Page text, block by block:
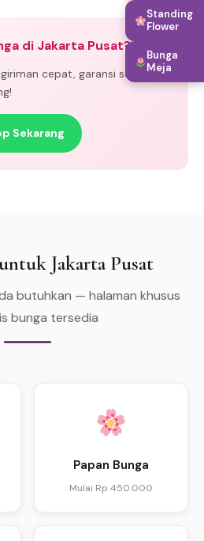
di Jakarta Pusat?
cepat, garansi segar.
Sekarang
Jakarta Pusat
butuhkan — halaman khusus
bunga tersedia
Papan Bunga
Mulai Rp 450.000
Standing
Flower
Bunga
Meja